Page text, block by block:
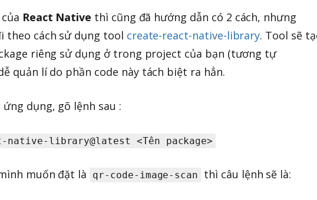
React Native thì cũng đã hướng dẫn có 2 cách, nhưng
theo cách sử dụng tool create-react-native-library. Tool sẽ
riêng sử dụng ở trong project của bạn (tương tự
quản lí do phần code này tách biệt ra hẳn.
dụng, gõ lệnh sau :
native-library@latest <Tên package>
muốn đặt là qr-code-image-scan thì câu lệnh sẽ là: